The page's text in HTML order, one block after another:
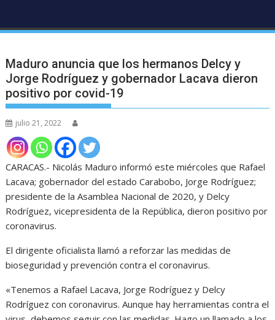
Maduro anuncia que los hermanos Delcy y
Jorge Rodríguez y gobernador Lacava dieron
positivo por covid-19
julio 21, 2022
CARACAS.- Nicolás Maduro informó este miércoles que Rafael
Lacava; gobernador del estado Carabobo, Jorge Rodríguez;
presidente de la Asamblea Nacional de 2020, y Delcy
Rodríguez, vicepresidenta de la República, dieron positivo por
coronavirus.
El dirigente oficialista llamó a reforzar las medidas de
bioseguridad y prevención contra el coronavirus.
«Tenemos a Rafael Lacava, Jorge Rodríguez y Delcy
Rodríguez con coronavirus. Aunque hay herramientas contra el